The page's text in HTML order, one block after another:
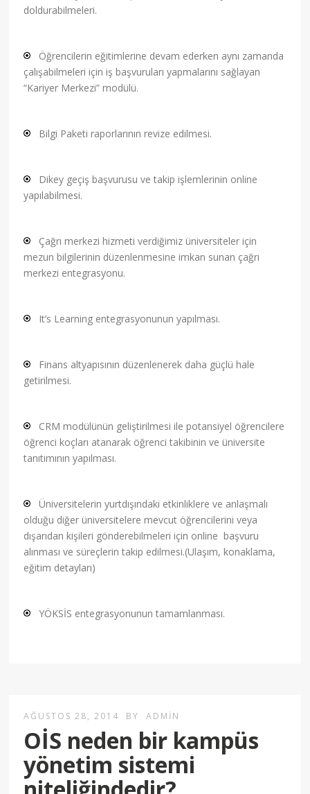
doldurabilmeleri.
Öğrencilerin eğitimlerine devam ederken aynı zamanda
çalışabilmeleri için iş başvuruları yapmalarını sağlayan
“Kariyer Merkezi” modülü.
Bilgi Paketi raporlarının revize edilmesi.
Dikey geçiş başvurusu ve takip işlemlerinin online
yapılabilmesi.
Çağrı merkezi hizmeti verdiğimiz üniversiteler için
mezun bilgilerinin düzenlenmesine imkan sunan çağrı
merkezi entegrasyonu.
It’s Learning entegrasyonunun yapılması.
Finans altyapısının düzenlenerek daha güçlü hale
getirilmesi.
CRM modülünün geliştirilmesi ile potansiyel öğrencilere
öğrenci koçları atanarak öğrenci takibinin ve üniversite
tanıtımının yapılması.
Üniversitelerin yurtdışındaki etkinliklere ve anlaşmalı
olduğu diğer üniversitelere mevcut öğrencilerini veya
dışarıdan kişileri gönderebilmeleri için online başvuru
alınması ve süreçlerin takip edilmesi.(Ulaşım, konaklama,
eğitim detayları)
YÖKSİS entegrasyonunun tamamlanması.
AĞUSTOS 28, 2014 BY ADMIN
OİS neden bir kampüs
yönetim sistemi